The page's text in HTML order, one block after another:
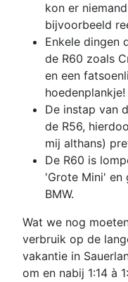
kon er
bijvoorbeeld
Enkele dingen
de R60 zoals
en een
hoedenplankje!
De instap van
de R56,
mij althans)
De R60 is
'Grote Mini' en
BMW.
Wat we nog
verbruik op de
vakantie in
om en nabij 1:14 à